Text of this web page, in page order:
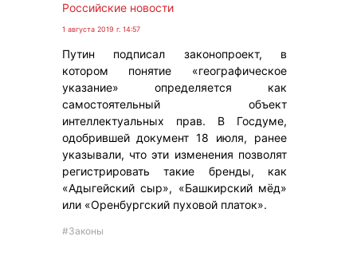
Российские новости
1 августа 2019 г. 14:57
Путин подписал законопроект, в
котором понятие «географическое
указание» определяется как
самостоятельный объект
интеллектуальных прав. В Госдуме,
одобрившей документ 18 июля, ранее
указывали, что эти изменения позволят
регистрировать такие бренды, как
«Адыгейский сыр», «Башкирский мёд»
или «Оренбургский пуховой платок».
#Законы